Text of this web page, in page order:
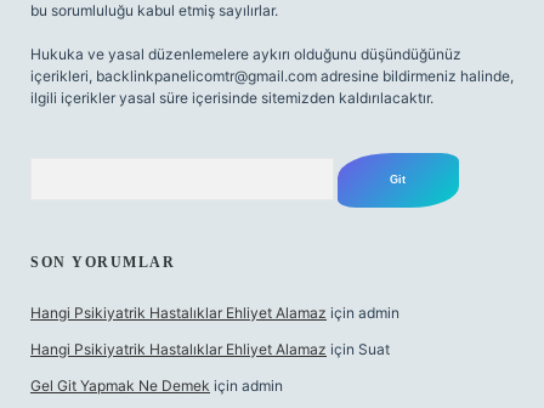
bu sorumluluğu kabul etmiş sayılırlar.
Hukuka ve yasal düzenlemelere aykırı olduğunu düşündüğünüz
içerikleri, backlinkpanelicomtr@gmail.com adresine bildirmeniz halinde,
ilgili içerikler yasal süre içerisinde sitemizden kaldırılacaktır.
SON YORUMLAR
Hangi Psikiyatrik Hastalıklar Ehliyet Alamaz için admin
Hangi Psikiyatrik Hastalıklar Ehliyet Alamaz için Suat
Gel Git Yapmak Ne Demek için admin